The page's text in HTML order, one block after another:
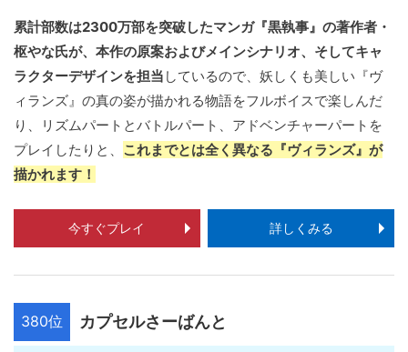
累計部数は2300万部を突破したマンガ『黒執事』の著作者・
枢やな氏が、本作の原案およびメインシナリオ、そしてキャ
ラクターデザインを担当 しているので、妖しくも美しい『ヴ
ィランズ』の真の姿が描かれる物語をフルボイスで楽しんだ
り、リズムパートとバトルパート、アドベンチャーパートを
プレイしたりと、 これまでとは全く異なる『ヴィランズ』が
描かれます！
今すぐプレイ 詳しくみる
380位 カプセルさーばんと